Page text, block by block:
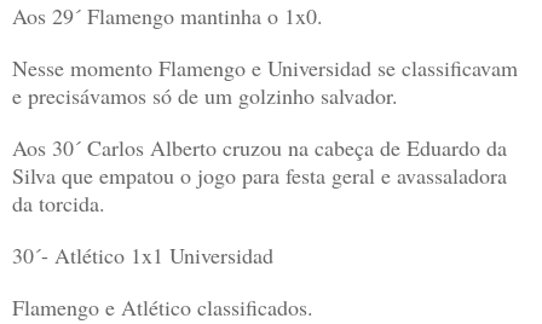
Aos 29´ Flamengo mantinha o 1x0.
Nesse momento Flamengo e Universidad se classificavam
e precisávamos só de um golzinho salvador.
Aos 30´ Carlos Alberto cruzou na cabeça de Eduardo da
Silva que empatou o jogo para festa geral e avassaladora
da torcida.
30´- Atlético 1x1 Universidad
Flamengo e Atlético classificados.